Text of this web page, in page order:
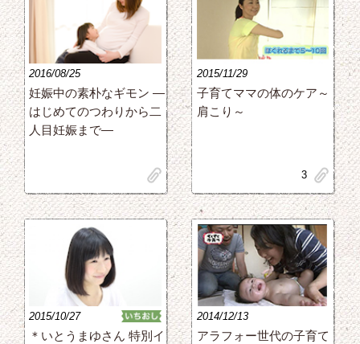
2016/08/25
妊娠中の素朴なギモン ―
はじめてのつわりから二
人目妊娠まで―
clip
2015/11/29
子育てママの体のケア～
肩こり～
clip
3
2015/10/27
＊いとうまゆさん 特別イ
2014/12/13
アラフォー世代の子育て